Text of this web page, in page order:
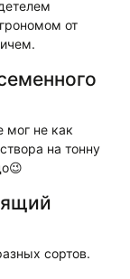
от
мог не как
на тонну
сортов.